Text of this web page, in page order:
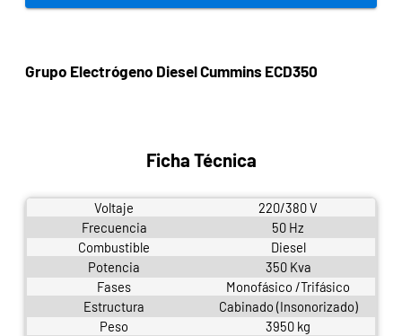
Grupo Electrógeno Diesel Cummins ECD350
Ficha Técnica
Voltaje
220/380 V
Frecuencia
50 Hz
Combustible
Diesel
Potencia
350 Kva
Fases
Monofásico /Trifásico
Estructura
Cabinado (Insonorizado)
Peso
3950 kg